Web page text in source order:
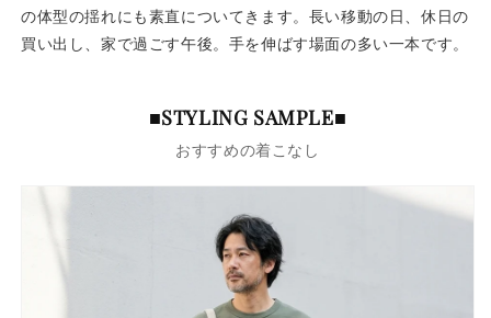
の体型の揺れにも素直についてきます。長い移動の日、休日の
買い出し、家で過ごす午後。手を伸ばす場面の多い一本です。
■STYLING SAMPLE■
おすすめの着こなし